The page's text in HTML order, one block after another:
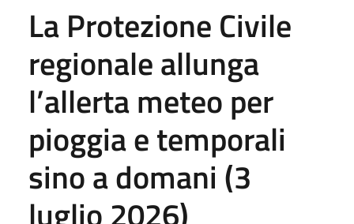
La Protezione Civile
regionale allunga
l’allerta meteo per
pioggia e temporali
sino a domani (3